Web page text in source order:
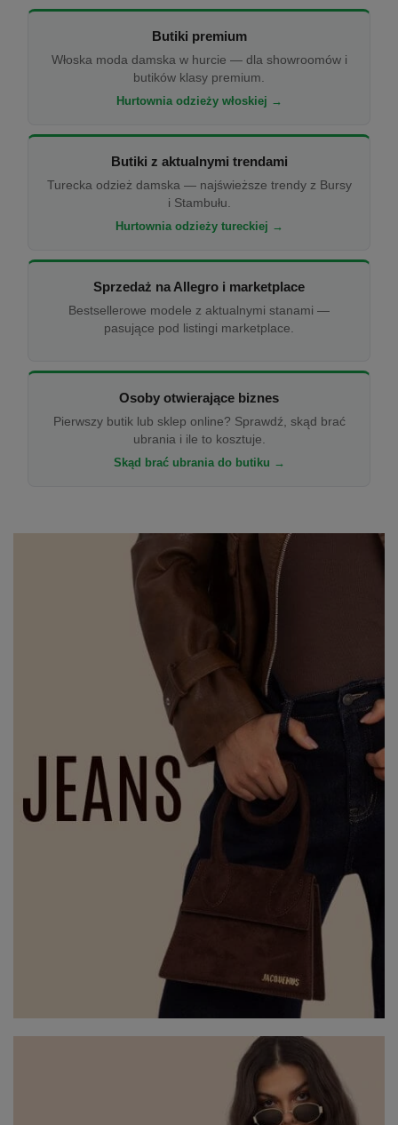
Butiki premium
Włoska moda damska w hurcie — dla showroomów i
butików klasy premium.
Hurtownia odzieży włoskiej →
Butiki z aktualnymi trendami
Turecka odzież damska — najświeższe trendy z Bursy
i Stambułu.
Hurtownia odzieży tureckiej →
Sprzedaż na Allegro i marketplace
Bestsellerowe modele z aktualnymi stanami —
pasujące pod listingi marketplace.
Osoby otwierające biznes
Pierwszy butik lub sklep online? Sprawdź, skąd brać
ubrania i ile to kosztuje.
Skąd brać ubrania do butiku →